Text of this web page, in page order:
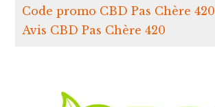
Code promo CBD Pas Chère 420
Avis CBD Pas Chère 420